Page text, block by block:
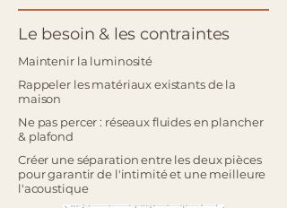
Le besoin & les contraintes
Maintenir la luminosité
Rappeler les matériaux existants de la
maison
Ne pas percer : réseaux fluides en plancher
& plafond
Créer une séparation entre les deux pièces
pour garantir de l'intimité et une meilleure
l'acoustique